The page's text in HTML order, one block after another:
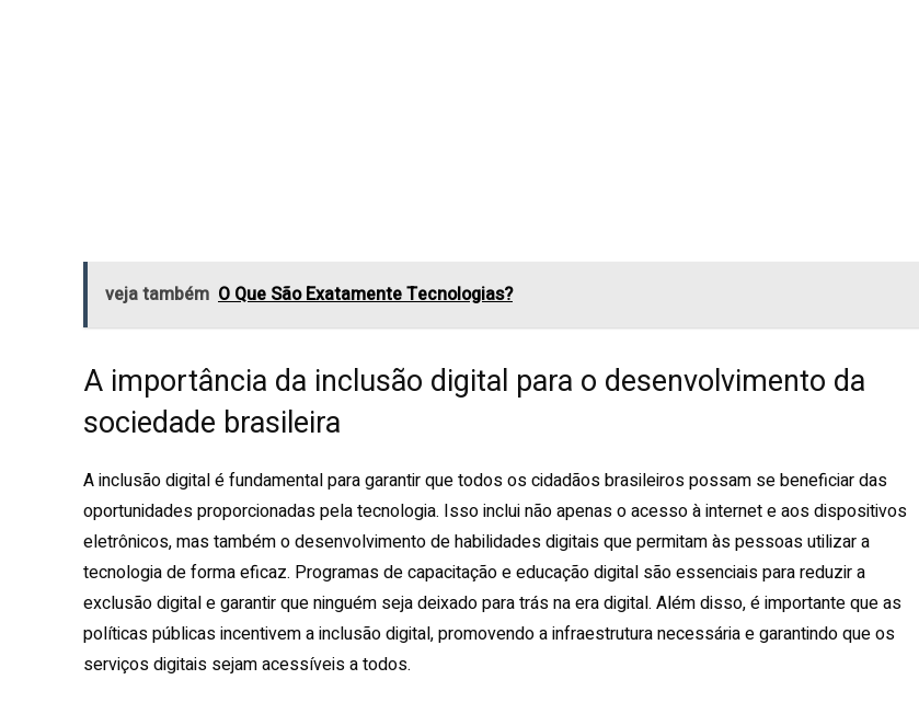
veja também O Que São Exatamente Tecnologias?
A importância da inclusão digital para o desenvolvimento da
sociedade brasileira
A inclusão digital é fundamental para garantir que todos os cidadãos brasileiros possam se beneficiar das
oportunidades proporcionadas pela tecnologia. Isso inclui não apenas o acesso à internet e aos dispositivos
eletrônicos, mas também o desenvolvimento de habilidades digitais que permitam às pessoas utilizar a
tecnologia de forma eficaz. Programas de capacitação e educação digital são essenciais para reduzir a
exclusão digital e garantir que ninguém seja deixado para trás na era digital. Além disso, é importante que as
políticas públicas incentivem a inclusão digital, promovendo a infraestrutura necessária e garantindo que os
serviços digitais sejam acessíveis a todos.